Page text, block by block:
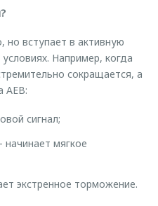
но вступает в активную
Например, когда
сокращается, а
AEB:
сигнал;
мягкое
экстренное торможение.